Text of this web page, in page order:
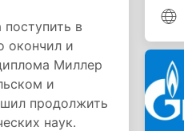
в
окончил и
Миллер
и
продолжить
наук.